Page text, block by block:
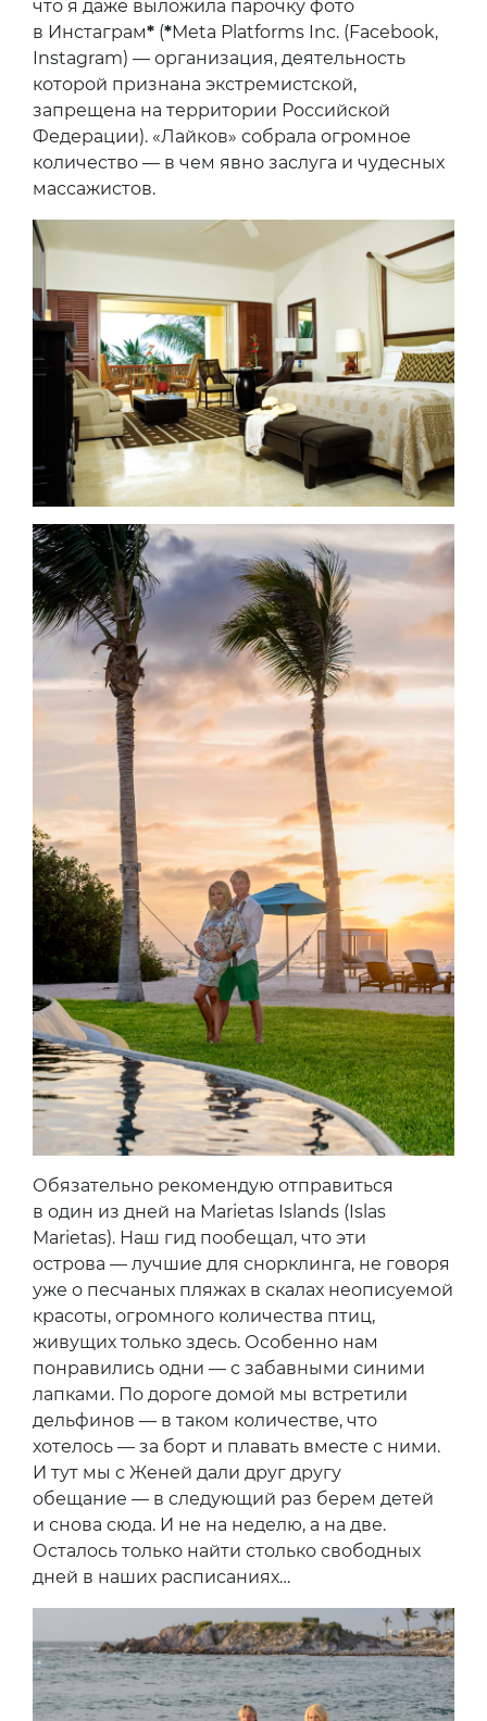
что я даже выложила парочку фото
в Инстаграм* (*Meta Platforms Inc. (Facebook,
Instagram) — организация, деятельность
которой признана экстремистской,
запрещена на территории Российской
Федерации). «Лайков» собрала огромное
количество — в чем явно заслуга и чудесных
массажистов.
Обязательно рекомендую отправиться
в один из дней на Marietas Islands (Islas
Marietas). Наш гид пообещал, что эти
острова — лучшие для снорклинга, не говоря
уже о песчаных пляжах в скалах неописуемой
красоты, огромного количества птиц,
живущих только здесь. Особенно нам
понравились одни — с забавными синими
лапками. По дороге домой мы встретили
дельфинов — в таком количестве, что
хотелось — за борт и плавать вместе с ними.
И тут мы с Женей дали друг другу
обещание — в следующий раз берем детей
и снова сюда. И не на неделю, а на две.
Осталось только найти столько свободных
дней в наших расписаниях…